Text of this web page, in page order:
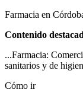
Farmacia en
Contenido
...Farmacia:
sanitarios y de
Cómo ir